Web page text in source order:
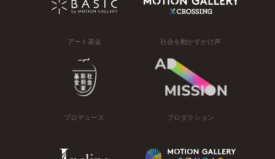
アート基金 社会を動かすかけ声
プロデュース プロダクション